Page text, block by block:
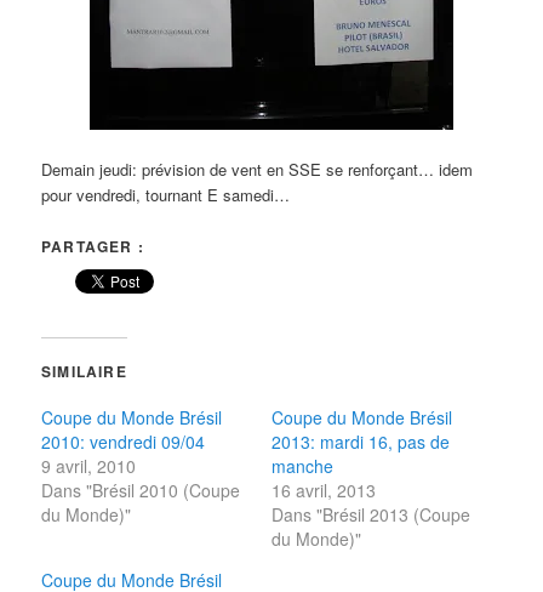
Demain jeudi: prévision de vent en SSE se renforçant… idem
pour vendredi, tournant E samedi…
PARTAGER :
SIMILAIRE
Coupe du Monde Brésil
2010: vendredi 09/04
9 avril, 2010
Dans "Brésil 2010 (Coupe
du Monde)"
Coupe du Monde Brésil
2013: mardi 16, pas de
manche
16 avril, 2013
Dans "Brésil 2013 (Coupe
du Monde)"
Coupe du Monde Brésil